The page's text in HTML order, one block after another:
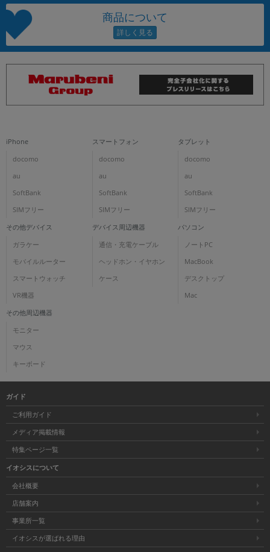
商品について
iPhone
docomo
au
SoftBank
SIMフリー
スマートフォン
docomo
au
SoftBank
SIMフリー
タブレット
docomo
au
SoftBank
SIMフリー
その他デバイス
ガラケー
モバイルルーター
スマートウォッチ
VR機器
デバイス周辺機器
通信・充電ケーブル
ヘッドホン・イヤホン
ケース
パソコン
ノートPC
MacBook
デスクトップ
Mac
その他周辺機器
モニター
マウス
キーボード
ガイド
ご利用ガイド
メディア掲載情報
特集ページ一覧
イオシスについて
会社概要
店舗案内
事業所一覧
イオシスが選ばれる理由